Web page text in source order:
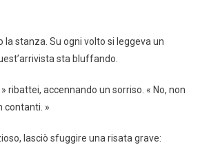
la stanza. Su ogni volto si leggeva un
sta bluffando.
ribattei, accennando un sorriso. « No, non
contanti. »
lasciò sfuggire una risata grave: